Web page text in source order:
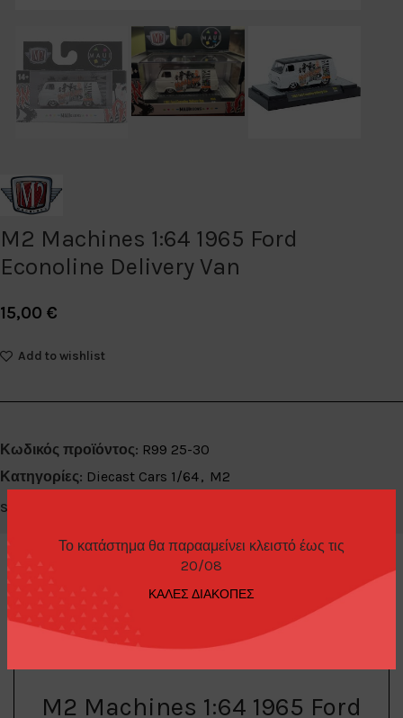
Το κατάστημα θα παρααμείνει κλειστό έως τις
20/08
ΚΑΛΕΣ ΔΙΑΚΟΠΕΣ
M2 Machines 1:64 1965 Ford
Econoline Delivery Van
15,00 €
Add to wishlist
Κωδικός προϊόντος: R99 25-30
Κατηγορίες: Diecast Cars 1/64, M2
Share:
ΠΕΡΙΓΡΑΦΉ
M2 Machines 1:64 1965 Ford